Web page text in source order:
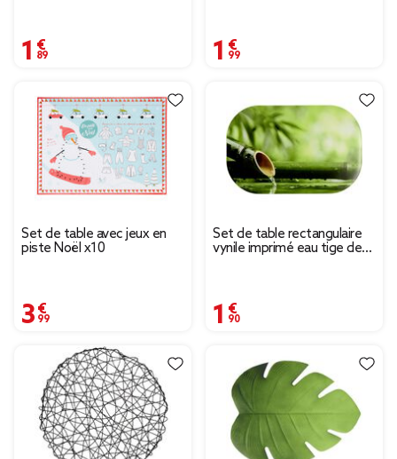
1,89 € 1,99 €
Set de table avec jeux en
piste Noël x10
3,99 €
Set de table rectangulaire
vynile imprimé eau tige de
1,90 €